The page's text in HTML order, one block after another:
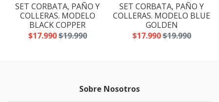
SET CORBATA, PAÑO Y
COLLERAS. MODELO
BLACK COPPER
$17.990$19.990
SET CORBATA, PAÑO Y
COLLERAS. MODELO BLUE
GOLDEN
$17.990$19.990
Sobre Nosotros